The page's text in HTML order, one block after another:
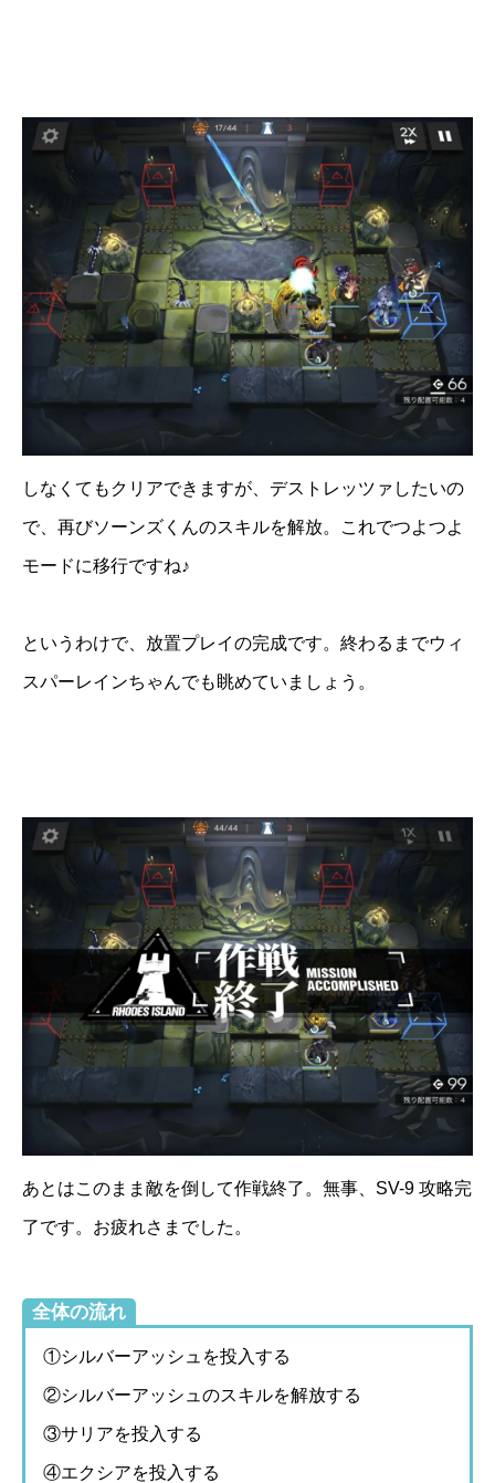
しなくてもクリアできますが、デストレッツァしたいの
で、再びソーンズくんのスキルを解放。これでつよつよ
モードに移行ですね♪
というわけで、放置プレイの完成です。終わるまでウィ
スパーレインちゃんでも眺めていましょう。
あとはこのまま敵を倒して作戦終了。無事、SV-9 攻略完
了です。お疲れさまでした。
全体の流れ
①シルバーアッシュを投入する
②シルバーアッシュのスキルを解放する
③サリアを投入する
④エクシアを投入する